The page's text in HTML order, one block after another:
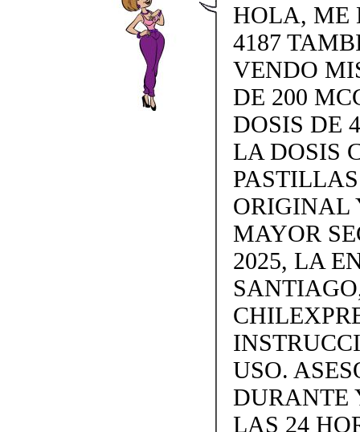
HOLA, ME
4187
VENDO
DE 200
DOSIS DE
LA DOSIS
ORIGINAL
MAYOR
2025, LA
USO.
DURANTE
LAS 24